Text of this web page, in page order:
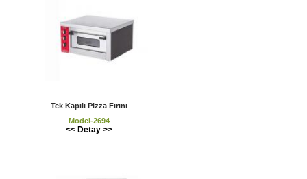
Tek Kapılı Pizza Fırını
Model-2694
<< Detay >>